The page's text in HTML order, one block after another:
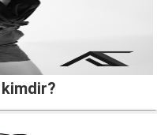
kimdir?